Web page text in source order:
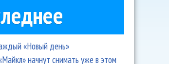
«Новый день»
начнут снимать уже в этом